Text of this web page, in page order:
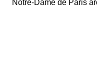
Nôtre-Dame de Paris